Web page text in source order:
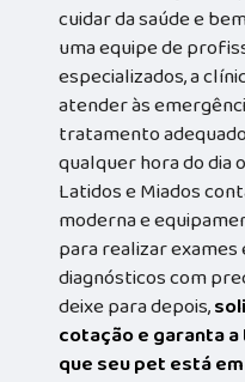
cuidar da saúde e
uma equipe de
especializados, a
atender às
tratamento
qualquer hora do dia
Latidos e Miados
moderna e
para realizar
diagnósticos com
deixe para depois,
cotação e garanta
que seu pet está